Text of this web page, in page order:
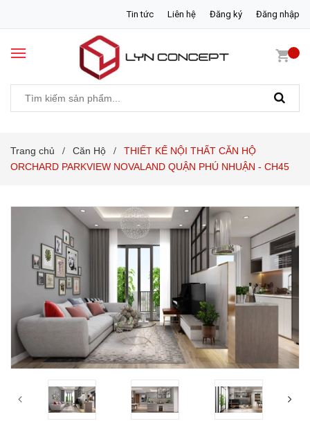
Tin tức Liên hệ Đăng ký Đăng nhập
Trang chủ / Căn Hộ /
THIẾT KẾ NỘI THẤT CĂN HỘ
ORCHARD PARKVIEW NOVALAND QUẬN PHÚ NHUẬN - CH45